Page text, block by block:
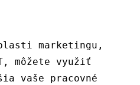
marketingu,
môžete využiť
vaše pracovné